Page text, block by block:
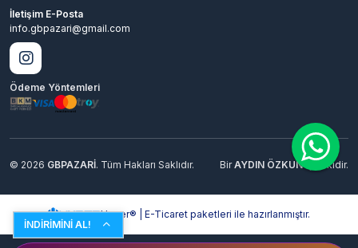
İNDİRİMİNİ AL!
İletişim E-Posta
info.gbpazari@gmail.com
Ödeme Yöntemleri
© 2026 GBPAZARİ. Tüm Hakları Saklıdır. BirAYDIN ÖZKUNİştirakidir.
Hyper® | E-Ticaret paketleri ile hazırlanmıştır.